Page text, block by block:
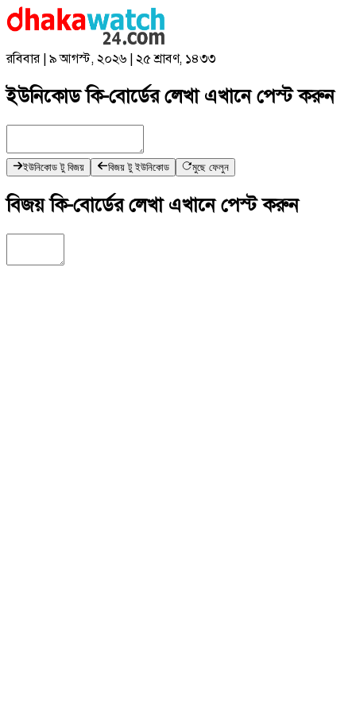
রবিবার | ৯ আগস্ট, ২০২৬ | ২৫ শ্রাবণ, ১৪৩৩
ইউনিকোড কি-বোর্ডের লেখা এখানে পেস্ট করুন
ইউনিকোড টু বিজয় বিজয় টু ইউনিকোড মুছে ফেলুন
বিজয় কি-বোর্ডের লেখা এখানে পেস্ট করুন